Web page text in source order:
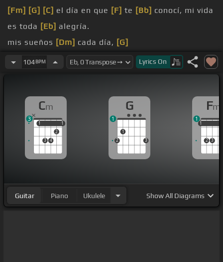
[Fm] [G] [C] el día en que [F] te [Bb] conocí, mi vida
es toda [Eb] alegría.
mis sueños [Dm] cada día, [G]
siempre estoy
[Ab]pensando en ti.
[Ab]amor, que
104BPM Lyrics On
Cm
1
3 4
2
1
1 1
3
G
2
1
3
1
Fm
1
2 3
1
1
Guitar Piano Ukulele ShowAll Diagrams